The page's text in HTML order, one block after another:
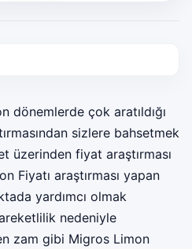
dönemlerde çok aratıldığı
sizlere bahsetmek
üzerinden fiyat araştırması
Fiyatı araştırması yapan
yardımcı olmak
nedeniyle
zam gibi Migros Limon